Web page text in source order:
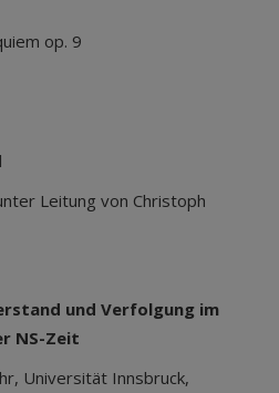
op. 9
Leitung von Christoph
und Verfolgung im
NS-Zeit
Universität Innsbruck,